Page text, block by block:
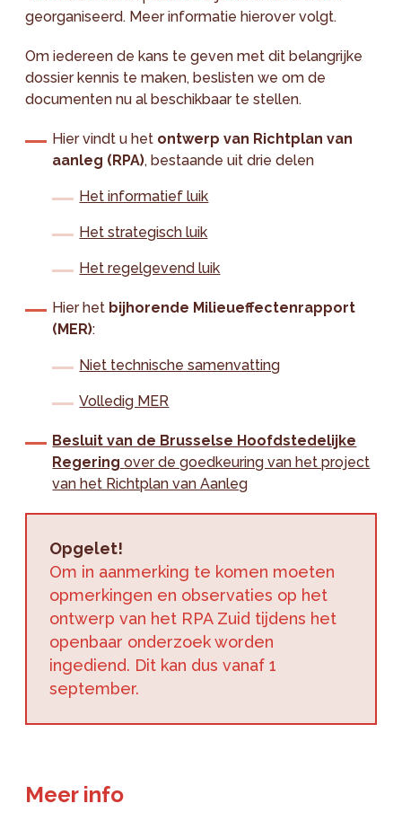
georganiseerd. Meer informatie hierover volgt.
Om iedereen de kans te geven met dit belangrijke
dossier kennis te maken, beslisten we om de
documenten nu al beschikbaar te stellen.
Hier vindt u het ontwerp van Richtplan van
aanleg (RPA), bestaande uit drie delen
Het informatief luik
Het strategisch luik
Het regelgevend luik
Hier het bijhorende Milieueffectenrapport
(MER):
Niet technische samenvatting
Volledig MER
Besluit van de Brusselse Hoofdstedelijke
Regeringover de goedkeuring van het project
van het Richtplan van Aanleg
Opgelet!
Om in aanmerking te komen moeten
opmerkingen en observaties op het
ontwerp van het RPA Zuid tijdens het
openbaar onderzoek worden
ingediend. Dit kan dus vanaf 1
september.
Meer info